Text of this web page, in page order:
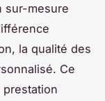
sur-mesure
la qualité des
Ce
prestation